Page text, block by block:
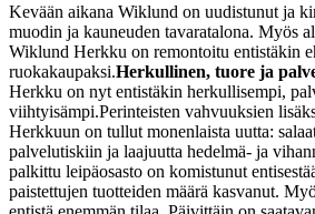
Kevään aikana Wiklund on uudistunut ja
muodin ja kauneuden tavaratalona. Myös
Wiklund Herkku on remontoitu entistäkin
ruokakaupaksi.Herkullinen, tuore ja
Herkku on nyt entistäkin herkullisempi,
viihtyisämpi.Perinteisten vahvuuksien
Herkkuun on tullut monenlaista uutta:
palvelutiskiin ja laajuutta hedelmä- ja
palkittu leipäosasto on komistunut
paistettujen tuotteiden määrä kasvanut.